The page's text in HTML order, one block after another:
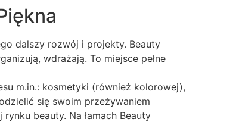
dalszy rozwój i projekty. Beauty
wdrażają. To miejsce pełne
m.in.: kosmetyki (również kolorowej),
się swoim przeżywaniem
beauty. Na łamach Beauty